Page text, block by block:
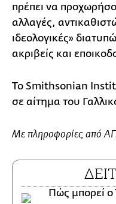
πρέπει να
αλλαγές,
ιδεολογικές»
ακριβείς και
Το Smithsonian
σε αίτημα του
Με πληροφορίες από